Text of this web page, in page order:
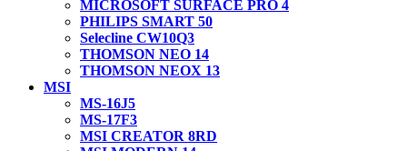
MICROSOFT SURFACE PRO 4
PHILIPS SMART 50
Selecline CW10Q3
THOMSON NEO 14
THOMSON NEOX 13
MSI
MS-16J5
MS-17F3
MSI CREATOR 8RD